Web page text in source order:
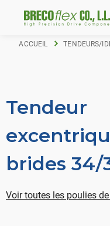
ACCUEIL TENDEURS/
Tendeur
brides 34/
Voir toutes les poulies